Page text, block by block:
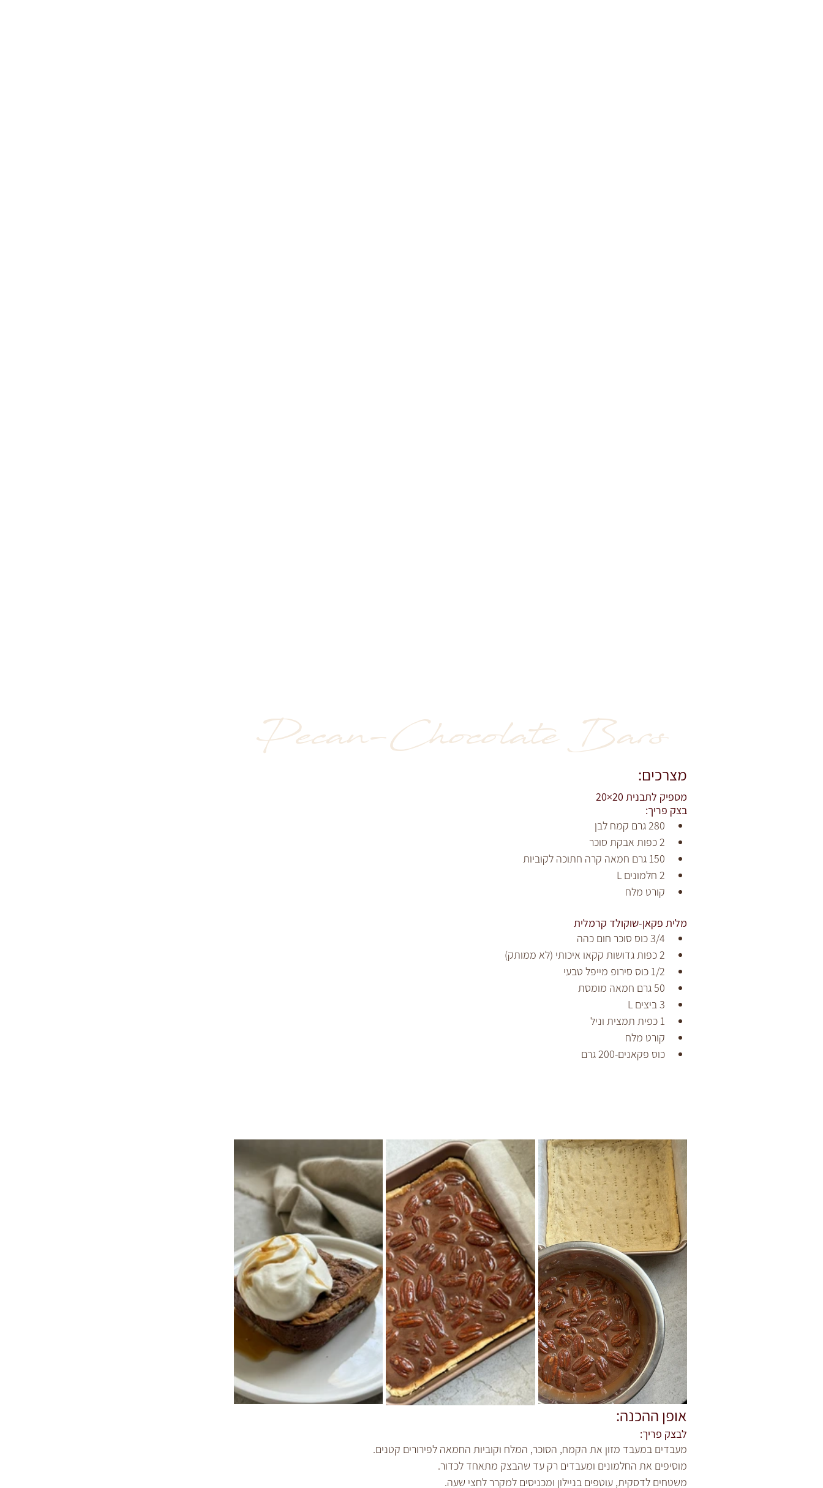
Pecan-Chocolate Bars
מצרכים:
מספיק לתבנית 20×20
בצק פריך:
280 גרם קמח לבן
2 כפות אבקת סוכר
150 גרם חמאה קרה חתוכה לקוביות
2 חלמונים L
קורט מלח
מלית פקאן-שוקולד קרמלית
3/4 כוס סוכר חום כהה
2 כפות גדושות קקאו איכותי (לא ממותק)
1/2 כוס סירופ מייפל טבעי
50 גרם חמאה מומסת
3 ביצים L
1 כפית תמצית וניל
קורט מלח
כוס פקאנים-200 גרם
אופן ההכנה:
לבצק פריך:
מעבדים במעבד מזון את הקמח, הסוכר, המלח וקוביות החמאה לפירורים קטנים.
מוסיפים את החלמונים ומעבדים רק עד שהבצק מתאחד לכדור.
משטחים לדסקית, עוטפים בניילון ומכניסים למקרר לחצי שעה.